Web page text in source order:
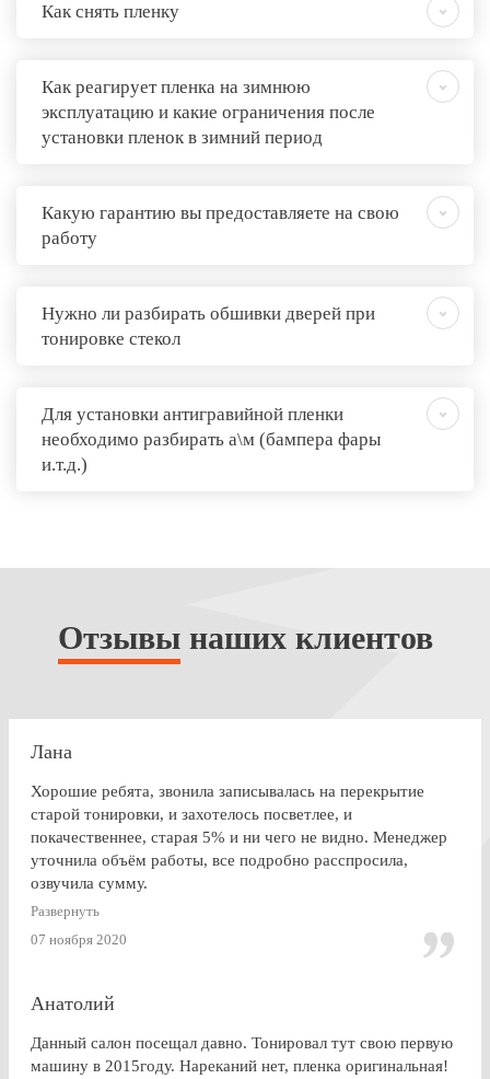
Как снять пленку
Как реагирует пленка на зимнюю
эксплуатацию и какие ограничения после
установки пленок в зимний период
Какую гарантию вы предоставляете на свою
работу
Нужно ли разбирать обшивки дверей при
тонировке стекол
Для установки антигравийной пленки
необходимо разбирать а\м (бампера фары
и.т.д.)
Отзывынаших клиентов
Лана
Хорошие ребята, звонила записывалась на перекрытие
старой тонировки, и захотелось посветлее, и
покачественнее, старая 5% и ни чего не видно. Менеджер
уточнила объём работы, все подробно расспросила,
озвучила сумму.
По Работе и в целом претензии нет. Только опоздала к
завершении работ, машина ждала уже готовая меня. Жаль,
что заранее не позвонили.
Развернуть
07 ноября 2020
Анатолий
Данный салон посещал давно. Тонировал тут свою первую
машину в 2015году. Нареканий нет, пленка оригинальная!